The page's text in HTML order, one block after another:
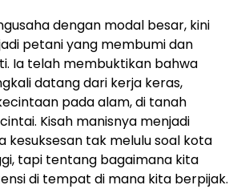
dengan modal besar, kini
petani yang membumi dan
Ia telah membuktikan bahwa
datang dari kerja keras,
pada alam, di tanah
Kisah manisnya menjadi
kesuksesan tak melulu soal kota
tapi tentang bagaimana kita
di tempat di mana kita berpijak.